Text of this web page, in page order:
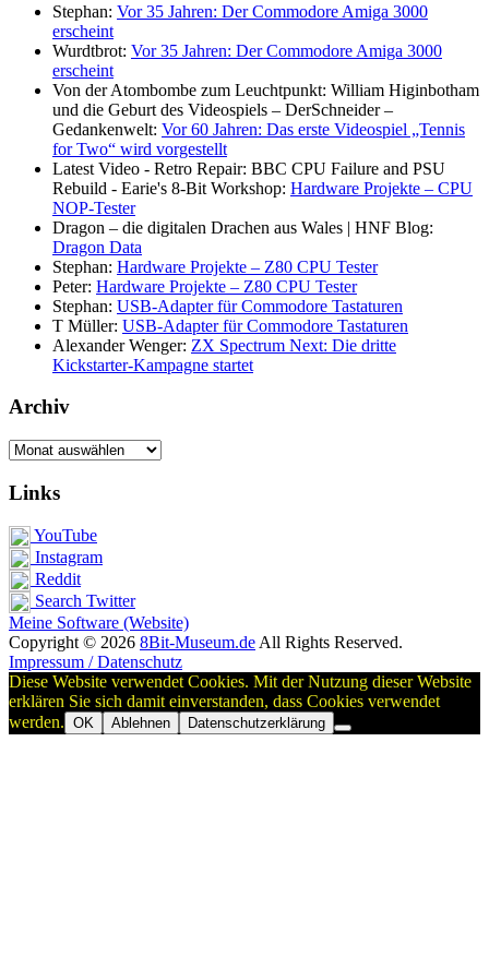
Stephan: Vor 35 Jahren: Der Commodore Amiga 3000
erscheint
Wurdtbrot: Vor 35 Jahren: Der Commodore Amiga 3000
erscheint
Von der Atombombe zum Leuchtpunkt: William Higinbotham
und die Geburt des Videospiels – DerSchneider –
Gedankenwelt: Vor 60 Jahren: Das erste Videospiel „Tennis
for Two“ wird vorgestellt
Latest Video - Retro Repair: BBC CPU Failure and PSU
Rebuild - Earie's 8-Bit Workshop: Hardware Projekte – CPU
NOP-Tester
Dragon – die digitalen Drachen aus Wales | HNF Blog:
Dragon Data
Stephan: Hardware Projekte – Z80 CPU Tester
Peter: Hardware Projekte – Z80 CPU Tester
Stephan: USB-Adapter für Commodore Tastaturen
T Müller: USB-Adapter für Commodore Tastaturen
Alexander Wenger: ZX Spectrum Next: Die dritte
Kickstarter-Kampagne startet
Archiv
Archiv
Links
YouTube
Instagram
Reddit
Search Twitter
Meine Software (Website)
Copyright © 2026 8Bit-Museum.de All Rights Reserved.
Impressum / Datenschutz
Diese Website verwendet Cookies. Mit der Nutzung dieser Website
erklären Sie sich damit einverstanden, dass Cookies verwendet
werden. OK Ablehnen Datenschutzerklärung